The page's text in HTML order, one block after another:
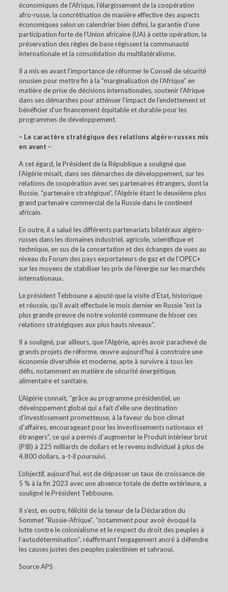
économiques de l’Afrique, l’élargissement de la coopération
afro-russe, la concrétisation de manière effective des aspects
économiques selon un calendrier bien défini, la garantie d’une
participation forte de l’Union africaine (UA) à cette opération, la
préservation des règles de base régissent la communauté
internationale et la consolidation du multilatéralisme.
Il a mis en avant l’importance de réformer le Conseil de sécurité
onusien pour mettre fin à la “marginalisation de l’Afrique” en
matière de prise de décisions internationales, soutenir l’Afrique
dans ses démarches pour atténuer l’impact de l’endettement et
bénéficier d’un financement équitable et durable pour les
programmes de développement.
– Le caractère stratégique des relations algéro-russes mis
en avant –
A cet égard, le Président de la République a souligné que
l’Algérie misait, dans ses démarches de développement, sur les
relations de coopération avec ses partenaires étrangers, dont la
Russie, “partenaire stratégique”, l’Algérie étant le deuxième plus
grand partenaire commercial de la Russie dans le continent
africain.
En outre, il a salué les différents partenariats bilatéraux algéro-
russes dans les domaines industriel, agricole, scientifique et
technique, en sus de la concertation et des échanges de vues au
niveau du Forum des pays exportateurs de gaz et de l’OPEC+
sur les moyens de stabiliser les prix de l’énergie sur les marchés
internationaux.
Le président Tebboune a ajouté que la visite d’Etat, historique
et réussie, qu’il avait effectuée le mois dernier en Russie “est la
plus grande preuve de notre volonté commune de hisser ces
relations stratégiques aux plus hauts niveaux”.
Il a souligné, par ailleurs, que l’Algérie, après avoir parachevé de
grands projets de réforme, œuvre aujourd’hui à construire une
économie diversifiée et moderne, apte à survivre à tous les
défis, notamment en matière de sécurité énergétique,
alimentaire et sanitaire.
L’Algérie connait, “grâce au programme présidentiel, un
développement global qui a fait d’elle une destination
d’investissement prometteuse, à la faveur du bon climat
d’affaires, encourageant pour les investissements nationaux et
étrangers”, ce qui a permis d’augmenter le Produit intérieur brut
(PIB) à 225 milliards de dollars et le revenu individuel à plus de
4.800 dollars, a-t-il poursuivi.
L’objectif, aujourd’hui, est de dépasser un taux de croissance de
5 % à la fin 2023 avec une absence totale de dette extérieure, a
souligné le Président Tebboune.
Il s’est, en outre, félicité de la teneur de la Déclaration du
Sommet “Russie-Afrique”, “notamment pour avoir évoqué la
lutte contre le colonialisme et le respect du droit des peuples à
l’autodétermination”, réaffirmant l’engagement ancré à défendre
les causes justes des peuples palestinien et sahraoui.
Source APS